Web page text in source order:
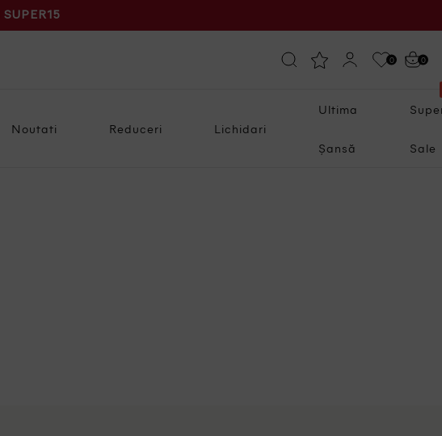
SUPER15
0 0
Noutati Reduceri Lichidari
Ultima
Șansă Sale